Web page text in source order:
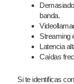
banda.
Streaming
Latencia
Caídas
Si te identificas